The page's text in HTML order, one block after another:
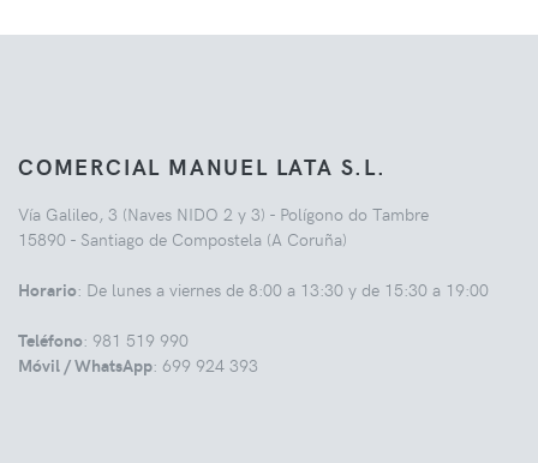
COMERCIAL MANUEL LATA S.L.
Vía Galileo, 3 (Naves NIDO 2 y 3) - Polígono do Tambre
15890 - Santiago de Compostela (A Coruña)
Horario: De lunes a viernes de 8:00 a 13:30 y de 15:30 a 19:00
Teléfono: 981 519 990
Móvil / WhatsApp: 699 924 393